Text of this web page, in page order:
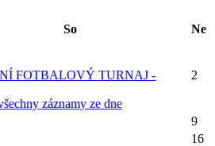
So Ne
FOTBALOVÝ TURNAJ -
záznamy ze dne
2
9
16